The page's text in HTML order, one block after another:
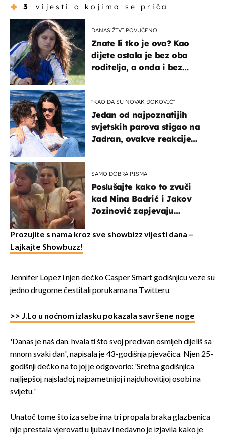
3 vijesti o kojima se priča
DANAS ŽIVI POVUČENO
Znate li tko je ovo? Kao
dijete ostala je bez oba
roditelja, a onda i bez
"KAO DA SU NOVAK ĐOKOVIĆ"
Jedan od najpoznatijih
svjetskih parova stigao na
Jadran, ovakve reakcije
SAMO DOBRA PISMA
Poslušajte kako to zvuči
kad Nina Badrić i Jakov
Jozinović zapjevaju
Prozujite s nama kroz sve showbizz vijesti dana –
Lajkajte Showbuzz!
Jennifer Lopez i njen dečko Casper Smart godišnjicu veze su
jedno drugome čestitali porukama na Twitteru.
>> J.Lo u noćnom izlasku pokazala savršene noge
'Danas je naš dan, hvala ti što svoj predivan osmijeh dijeliš sa
mnom svaki dan', napisala je 43-godišnja pjevačica. Njen 25-
godišnji dečko na to joj je odgovorio: 'Sretna godišnjica
najljepšoj, najslađoj, najpametnijoj i najduhovitijoj osobi na
svijetu.'
Unatoč tome što iza sebe ima tri propala braka glazbenica
nije prestala vjerovati u ljubav i nedavno je izjavila kako je